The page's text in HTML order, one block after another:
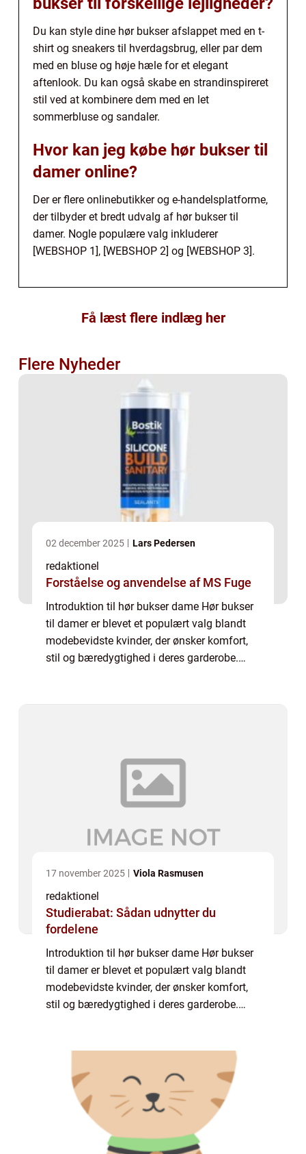
Du kan style dine hør bukser afslappet med en t-
shirt og sneakers til hverdagsbrug, eller par dem
med en bluse og høje hæle for et elegant
aftenlook. Du kan også skabe en strandinspireret
stil ved at kombinere dem med en let
sommerbluse og sandaler.
Hvor kan jeg købe hør bukser til
damer online?
Der er flere onlinebutikker og e-handelsplatforme,
der tilbyder et bredt udvalg af hør bukser til
damer. Nogle populære valg inkluderer
[WEBSHOP 1], [WEBSHOP 2] og [WEBSHOP 3].
Få læst flere indlæg her
Flere Nyheder
02 december 2025 Lars Pedersen
redaktionel
Forståelse og anvendelse af MS Fuge
Introduktion til hør bukser dame Hør bukser
til damer er blevet et populært valg blandt
modebevidste kvinder, der ønsker komfort,
stil og bæredygtighed i deres garderobe.
17 november 2025 Viola Rasmusen
redaktionel
Studierabat: Sådan udnytter du
fordelene
Introduktion til hør bukser dame Hør bukser
til damer er blevet et populært valg blandt
modebevidste kvinder, der ønsker komfort,
stil og bæredygtighed i deres garderobe.